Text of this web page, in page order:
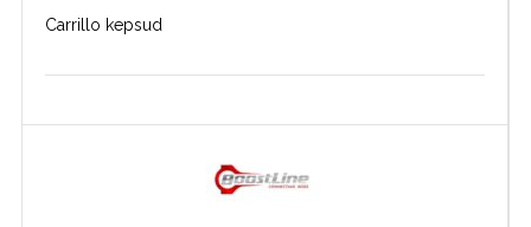
Carrillo kepsud